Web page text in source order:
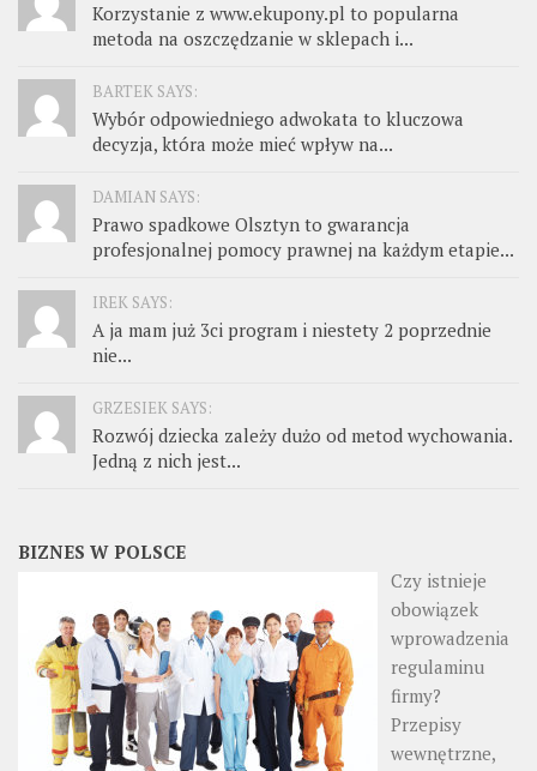
Korzystanie z www.ekupony.pl to popularna
metoda na oszczędzanie w sklepach i...
BARTEK SAYS:
Wybór odpowiedniego adwokata to kluczowa
decyzja, która może mieć wpływ na...
DAMIAN SAYS:
Prawo spadkowe Olsztyn to gwarancja
profesjonalnej pomocy prawnej na każdym etapie...
IREK SAYS:
A ja mam już 3ci program i niestety 2 poprzednie
nie...
GRZESIEK SAYS:
Rozwój dziecka zależy dużo od metod wychowania.
Jedną z nich jest...
BIZNES W POLSCE
Czy istnieje
obowiązek
wprowadzenia
regulaminu
firmy?
Przepisy
wewnętrzne,